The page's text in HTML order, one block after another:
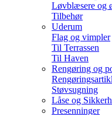
Løvblæsere og
Tilbehør
Uderum
Flag og vimpler
Til Terrassen
Til Haven
Rengøring og
Støvsugning
Låse og
Presenninger